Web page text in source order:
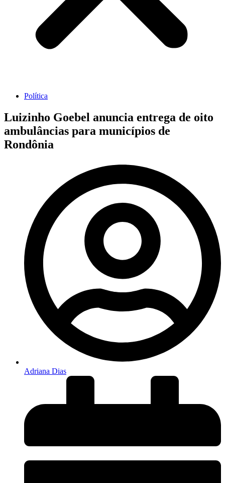
Política
Luizinho Goebel anuncia entrega de oito
ambulâncias para municípios de
Rondônia
Adriana Dias